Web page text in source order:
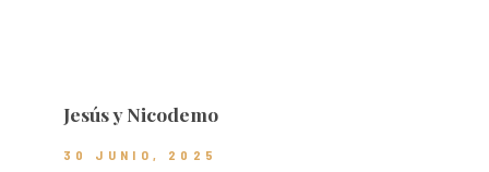
Jesús y Nicodemo
30 JUNIO, 2025